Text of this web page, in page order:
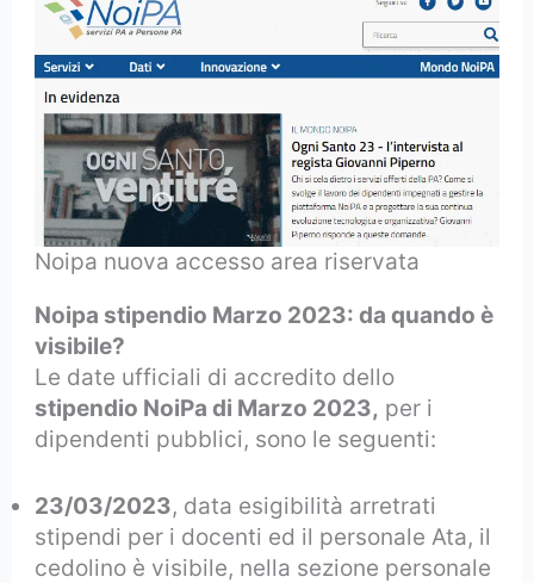
Noipa nuova accesso area riservata
Noipa stipendio Marzo 2023: da quando è
visibile?
Le date ufficiali di accredito dello
stipendio NoiPa di Marzo 2023, per i
dipendenti pubblici, sono le seguenti:
23/03/2023, data esigibilità arretrati
stipendi per i docenti ed il personale Ata, il
cedolino è visibile, nella sezione personale